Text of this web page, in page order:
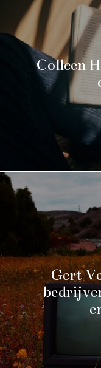
Colleen
Gert